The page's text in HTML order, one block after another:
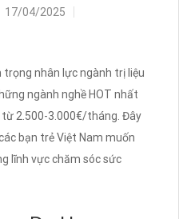
17/04/2025
nhân lực ngành trị liệu
ngành nghề HOT nhất
2.500-3.000€/tháng. Đây
bạn trẻ Việt Nam muốn
lĩnh vực chăm sóc sức